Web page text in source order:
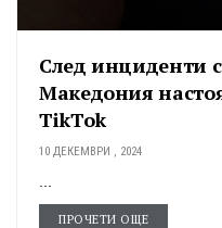
След инциденти
Македония
TikTok
10 ДЕКЕМВРИ , 2024
ПРОЧЕТИ ОЩЕ